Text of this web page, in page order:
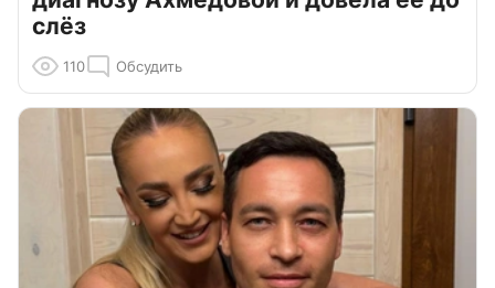
слёз
110 Обсудить